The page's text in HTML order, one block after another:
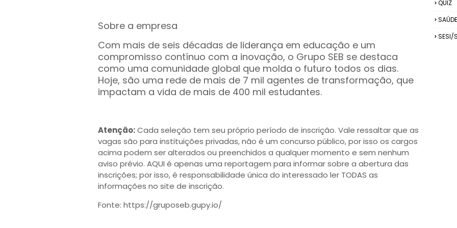
Sobre a empresa
Com mais de seis décadas de liderança em educação e um
compromisso contínuo com a inovação, o Grupo SEB se destaca
como uma comunidade global que molda o futuro todos os dias.
Hoje, são uma rede de mais de 7 mil agentes de transformação, que
impactam a vida de mais de 400 mil estudantes.
Atenção:Cada seleção tem seu próprio período de inscrição. Vale ressaltar que as
vagas são para instituições privadas, não é um concurso público, por isso os cargos
acima podem ser alterados ou preenchidos a qualquer momento e sem nenhum
aviso prévio. AQUI é apenas uma reportagem para informar sobre a abertura das
inscrições; por isso, é responsabilidade única do interessado ler TODAS as
informações no site de inscrição.
Fonte: https://gruposeb.gupy.io/
QUIZ
SAÚDE
SESI/